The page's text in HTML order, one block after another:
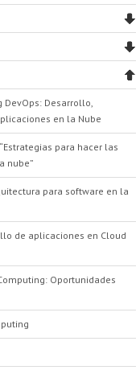
DevOps: Desarrollo,
en la Nube
para hacer las
nube”
para software en la
de aplicaciones en Cloud
Oportunidades